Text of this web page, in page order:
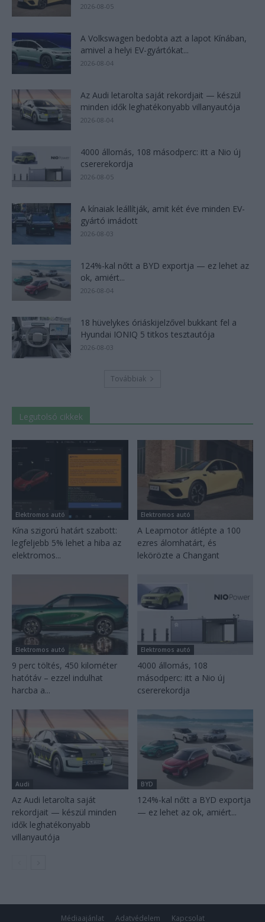
2026-08-05
A Volkswagen bedobta azt a lapot Kínában,
amivel a helyi EV-gyártókat...
2026-08-04
Az Audi letarolta saját rekordjait — készül
minden idők leghatékonyabb villanyautója
2026-08-04
4000 állomás, 108 másodperc: itt a Nio új
csererekordja
2026-08-05
A kínaiak leállítják, amit két éve minden EV-
gyártó imádott
2026-08-03
124%-kal nőtt a BYD exportja — ez lehet az
ok, amiért...
2026-08-04
18 hüvelykes óriáskijelzővel bukkant fel a
Hyundai IONIQ 5 titkos tesztautója
2026-08-03
Továbbiak
Legutolsó cikkek
Elektromos autó
Kína szigorú határt szabott:
legfeljebb 5% lehet a hiba az
elektromos...
Elektromos autó
A Leapmotor átlépte a 100
ezres álomhatárt, és
lekörözte a Changant
Elektromos autó
9 perc töltés, 450 kilométer
hatótáv – ezzel indulhat
harcba a...
Elektromos autó
4000 állomás, 108
másodperc: itt a Nio új
csererekordja
Audi
Az Audi letarolta saját
rekordjait — készül minden
idők leghatékonyabb
villanyautója
BYD
124%-kal nőtt a BYD exportja
— ez lehet az ok, amiért...
Médiaajánlat Adatvédelem Kapcsolat